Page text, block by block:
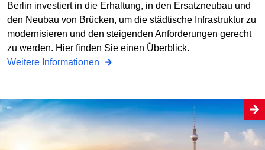
Berlin investiert in die Erhaltung, in den Ersatzneubau und
den Neubau von Brücken, um die städtische Infrastruktur zu
modernisieren und den steigenden Anforderungen gerecht
zu werden. Hier finden Sie einen Überblick.
Weitere Informationen